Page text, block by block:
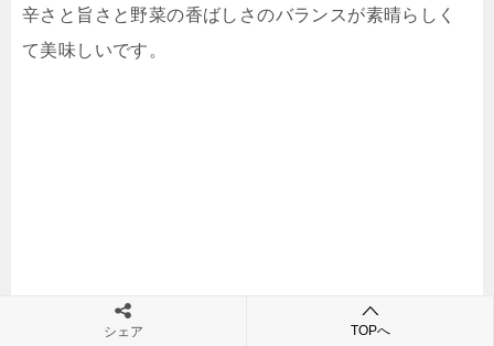
辛さと旨さと野菜の香ばしさのバランスが素晴らしく
て美味しいです。
シェア TOPへ